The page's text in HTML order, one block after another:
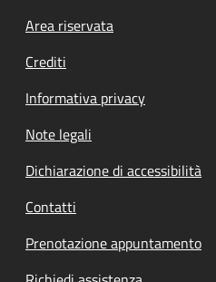
Footer menu
Area riservata
Crediti
Informativa privacy
Note legali
Dichiarazione di accessibilità
Contatti
Prenotazione appuntamento